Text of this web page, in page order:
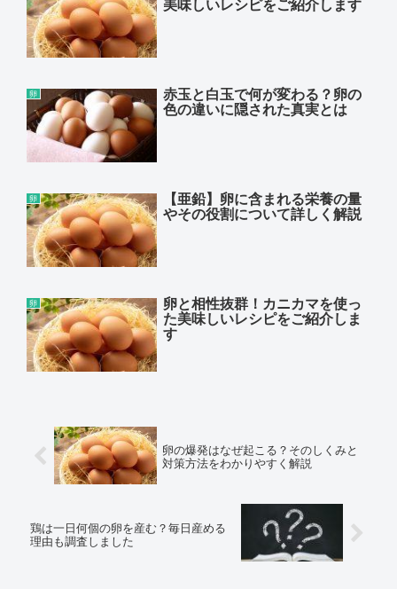
美味しいレシピをご紹介します
卵 赤玉と白玉で何が変わる？卵の
色の違いに隠された真実とは
卵 【亜鉛】卵に含まれる栄養の量
やその役割について詳しく解説
卵 卵と相性抜群！カニカマを使っ
た美味しいレシピをご紹介しま
す
卵の爆発はなぜ起こる？そのしくみと
対策方法をわかりやすく解説
鶏は一日何個の卵を産む？毎日産める
理由も調査しました